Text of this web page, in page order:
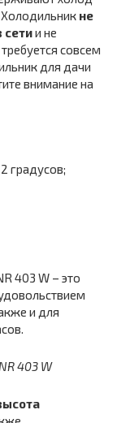
Холодильник не
сетии не
совсем
для дачи
внимание на
градусов;
403 W – это
и для
403 W